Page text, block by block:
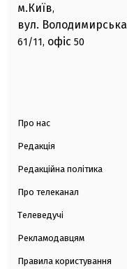
м.Київ,
вул. Володимирська
61/11, офіс 50
Про нас
Редакція
Редакційна політика
Про телеканал
Телеведучі
Рекламодавцям
Правила користування